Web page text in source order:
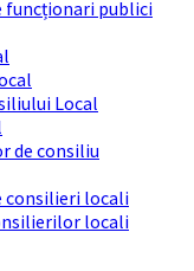
funcționari publici
Local
de consiliu
consilieri locali
locali